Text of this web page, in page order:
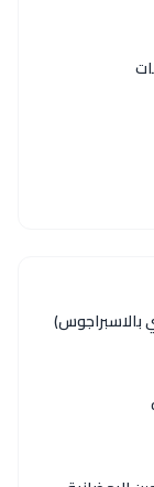
بالاسبراجوس)